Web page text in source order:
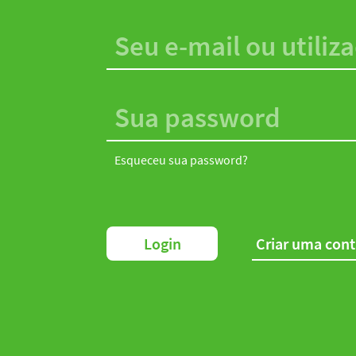
Esqueceu sua password?
Login Criar uma